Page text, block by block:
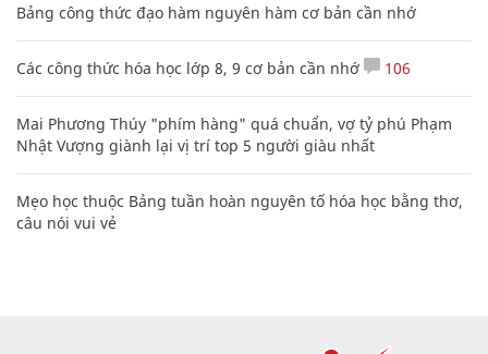
Bảng công thức đạo hàm nguyên hàm cơ bản cần nhớ
Các công thức hóa học lớp 8, 9 cơ bản cần nhớ 106
Mai Phương Thúy "phím hàng" quá chuẩn, vợ tỷ phú Phạm
Nhật Vượng giành lại vị trí top 5 người giàu nhất
Mẹo học thuộc Bảng tuần hoàn nguyên tố hóa học bằng thơ,
câu nói vui vẻ